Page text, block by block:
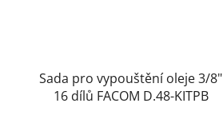
Sada pro vypouštění oleje 3/8"
16 dílů FACOM D.48-KITPB